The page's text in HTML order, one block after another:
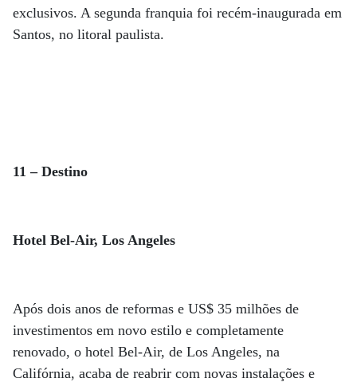
exclusivos. A segunda franquia foi recém-inaugurada em
Santos, no litoral paulista.
11 – Destino
Hotel Bel-Air, Los Angeles
Após dois anos de reformas e US$ 35 milhões de
investimentos em novo estilo e completamente
renovado, o hotel Bel-Air, de Los Angeles, na
Califórnia, acaba de reabrir com novas instalações e